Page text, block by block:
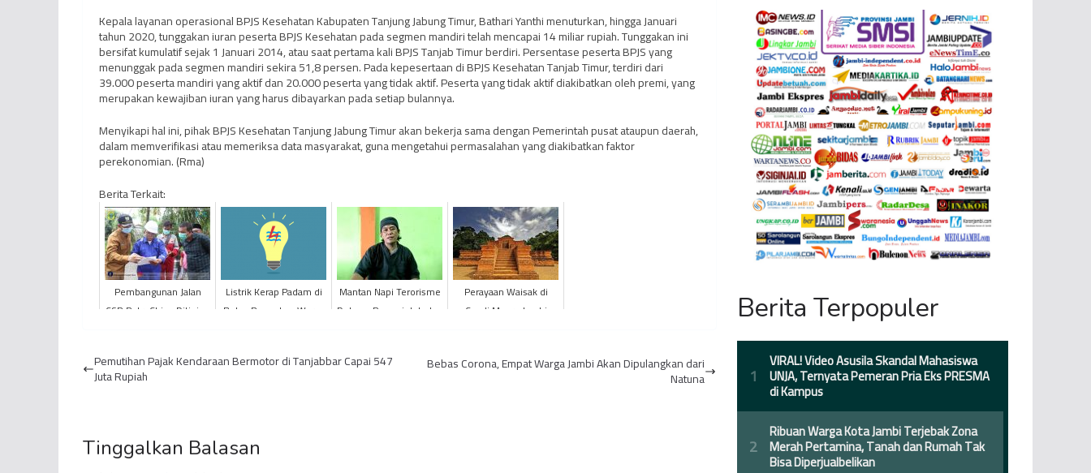
Kepala layanan operasional BPJS Kesehatan Kabupaten Tanjung Jabung Timur, Bathari Yanthi menuturkan, hingga Januari
tahun 2020, tunggakan iuran peserta BPJS Kesehatan pada segmen mandiri telah mencapai 14 miliar rupiah. Tunggakan ini
bersifat kumulatif sejak 1 Januari 2014, atau saat pertama kali BPJS Tanjab Timur berdiri. Persentase peserta BPJS yang
menunggak pada segmen mandiri sekira 51,8 persen. Pada kepesertaan di BPJS Kesehatan Tanjab Timur, terdiri dari
39.000 peserta mandiri yang aktif dan 20.000 peserta yang tidak aktif. Peserta yang tidak aktif diakibatkan oleh premi, yang
merupakan kewajiban iuran yang harus dibayarkan pada setiap bulannya.
Menyikapi hal ini, pihak BPJS Kesehatan Tanjung Jabung Timur akan bekerja sama dengan Pemerintah pusat ataupun daerah,
dalam memverifikasi atau memeriksa data masyarakat, guna mengetahui permasalahan yang diakibatkan faktor
perekonomian. (Rma)
Berita Terkait:
Pembangunan Jalan
CSR PetroChina Ditinjau
Listrik Kerap Padam di
Bulan Ramadan, Warga
Mantan Napi Terorisme
Dukung Pemerintah dan
Radikalis...
Perayaan Waisak di
Candi Muaro Jambi
Pemutihan Pajak Kendaraan Bermotor di Tanjabbar Capai 547
Juta Rupiah
Bebas Corona, Empat Warga Jambi Akan Dipulangkan dari
Natuna
Tinggalkan Balasan
Berita Terpopuler